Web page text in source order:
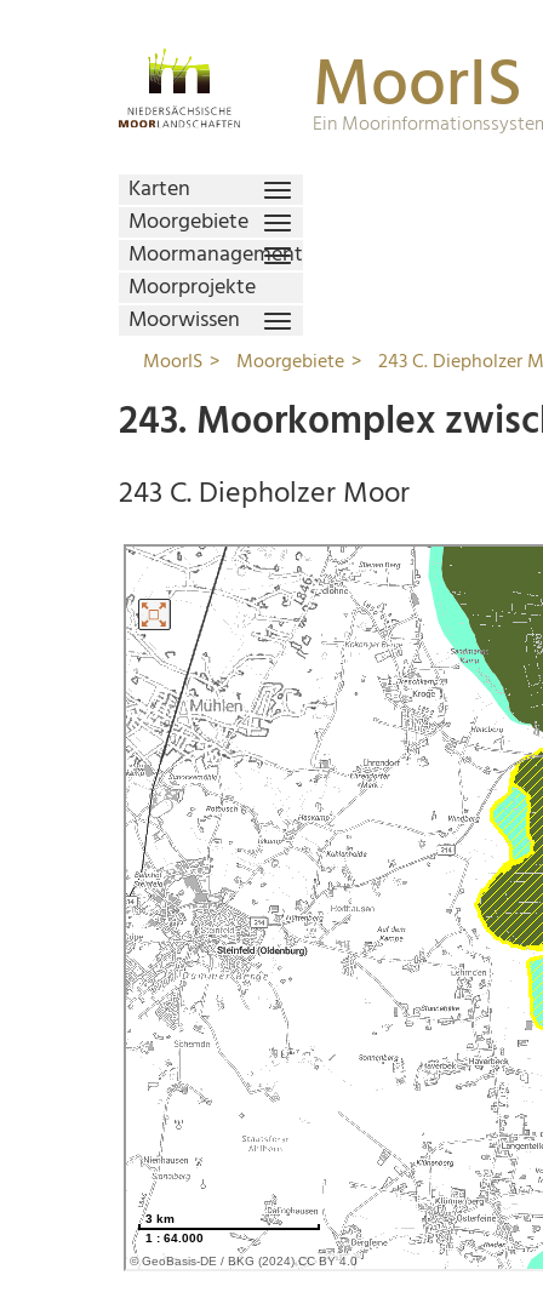
MoorIS
Ein
Karten
Moorgebiete
Moormanagement
Moorprojekte
Moorwissen
MoorIS Moorgebiete 243 C. Diepholzer
243. Moorkomplex
243 C. Diepholzer Moor